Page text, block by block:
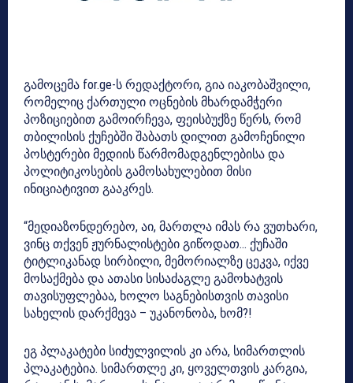
გამოცემა for.ge-ს რედაქტორი, გია იაკობაშვილი,
რომელიც ქართული ოცნების მხარდამჭერი
პოზიციებით გამოირჩევა, ფეისბუქზე წერს, რომ
თბილისის ქუჩებში შაბათს დილით გამოჩენილი
პოსტერები მედიის წარმომადგენლებისა და
პოლიტიკოსების გამოსახულებით მისი
ინიციატივით გააკრეს.
“მედიაზონდერებო, აი, მართლა იმას რა ვუთხარი,
ვინც თქვენ ჟურნალისტები გიწოდათ… ქუჩაში
ტიტლიკანად სირბილი, მემორიალზე ცეკვა, იქვე
მოსაქმება და ათასი სისაძაგლე გამოხატვის
თავისუფლებაა, ხოლო საგნებისთვის თავისი
სახელის დარქმევა – უკანონობა, ხომ?!
ეგ პლაკატები სიძულვილის კი არა, სიმართლის
პლაკატებია. სიმართლე კი, ყოველთვის კარგია,